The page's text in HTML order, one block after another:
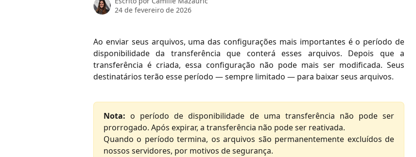
24 de fevereiro de 2026
Ao enviar seus arquivos, uma das configurações mais importantes é o período de
disponibilidade da transferência que conterá esses arquivos. Depois que a
transferência é criada, essa configuração não pode mais ser modificada. Seus
destinatários terão esse período — sempre limitado — para baixar seus arquivos.
Nota: o período de disponibilidade de uma transferência não pode ser
prorrogado. Após expirar, a transferência não pode ser reativada.
Quando o período termina, os arquivos são permanentemente excluídos de
nossos servidores, por motivos de segurança.